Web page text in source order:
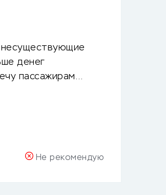
несуществующие
денег
пассажирам…
Не рекомендую